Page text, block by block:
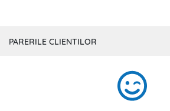
PARERILE CLIENTILOR